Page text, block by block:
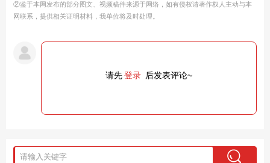
②鉴于本网发布的部分图文、视频稿件来源于网络，如有侵权请著作权人主动与本
网联系，提供相关证明材料，我单位将及时处理。
请先登录 后发表评论~